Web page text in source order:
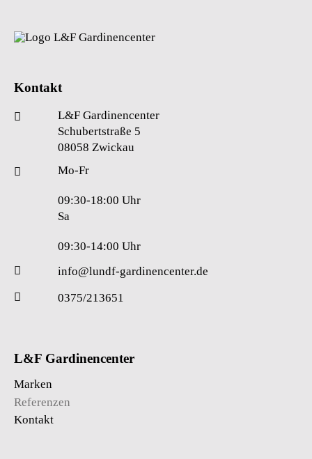
Kontakt
L&F Gardinencenter
Schubertstraße 5
08058 Zwickau
Mo-Fr
09:30-18:00 Uhr
Sa
09:30-14:00 Uhr
info@lundf-gardinencenter.de
0375/213651
L&F Gardinencenter
Marken
Referenzen
Kontakt